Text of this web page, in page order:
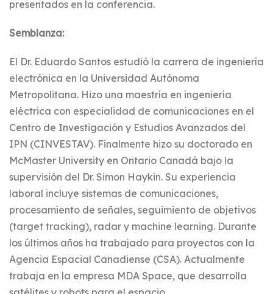
presentados en la conferencia.
Semblanza:
El Dr. Eduardo Santos estudió la carrera de ingeniería
electrónica en la Universidad Autónoma
Metropolitana. Hizo una maestría en ingeniería
eléctrica con especialidad de comunicaciones en el
Centro de Investigación y Estudios Avanzados del
IPN (CINVESTAV). Finalmente hizo su doctorado en
McMaster University en Ontario Canadá bajo la
supervisión del Dr. Simon Haykin. Su experiencia
laboral incluye sistemas de comunicaciones,
procesamiento de señales, seguimiento de objetivos
(target tracking), radar y machine learning. Durante
los últimos años ha trabajado para proyectos con la
Agencia Espacial Canadiense (CSA). Actualmente
trabaja en la empresa MDA Space, que desarrolla